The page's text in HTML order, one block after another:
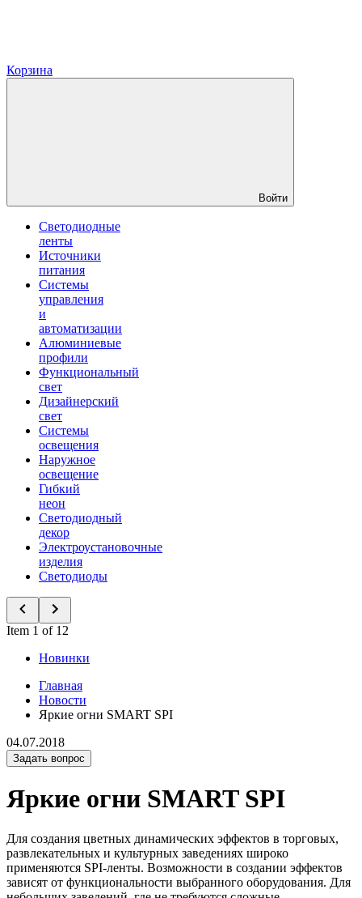
Корзина
Войти
Светодиодные
ленты
Источники
питания
Системы
управления
и
автоматизации
Алюминиевые
профили
Функциональный
свет
Дизайнерский
свет
Системы
освещения
Наружное
освещение
Гибкий
неон
Светодиодный
декор
Электроустановочные
изделия
Светодиоды
Item 1 of 12
Новинки
Главная
Новости
Яркие огни SMART SPI
04.07.2018
Задать вопрос
Яркие огни SMART SPI
Для создания цветных динамических эффектов в торговых,
развлекательных и культурных заведениях широко
применяются SPI-ленты. Возможности в создании эффектов
зависят от функциональности выбранного оборудования. Для